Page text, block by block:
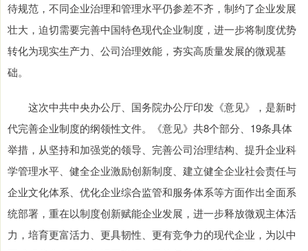
待规范，不同企业治理和管理水平仍参差不齐，制约了企业发展
壮大，迫切需要完善中国特色现代企业制度，进一步将制度优势
转化为现实生产力、公司治理效能，夯实高质量发展的微观基
础。
这次中共中央办公厅、国务院办公厅印发《意见》，是新时
代完善企业制度的纲领性文件。《意见》共8个部分、19条具体
举措，从坚持和加强党的领导、完善公司治理结构、提升企业科
学管理水平、健全企业激励创新制度、建立健全企业社会责任与
企业文化体系、优化企业综合监管和服务体系等方面作出全面系
统部署，重在以制度创新赋能企业发展，进一步释放微观主体活
力，培育更富活力、更具韧性、更有竞争力的现代企业，为以中